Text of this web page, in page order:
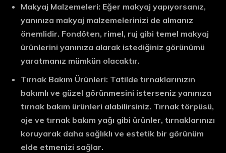
Makyaj Malzemeleri: Eğer makyaj yapıyorsanız,
yanınıza makyaj malzemelerinizi de almanız
önemlidir. Fondöten, rimel, ruj gibi temel makyaj
ürünlerini yanınıza alarak istediğiniz görünümü
yaratmanız mümkün olacaktır.
Tırnak Bakım Ürünleri: Tatilde tırnaklarınızın
bakımlı ve güzel görünmesini isterseniz yanınıza
tırnak bakım ürünleri alabilirsiniz. Tırnak törpüsü,
oje ve tırnak bakım yağı gibi ürünler, tırnaklarınızı
koruyarak daha sağlıklı ve estetik bir görünüm
elde etmenizi sağlar.